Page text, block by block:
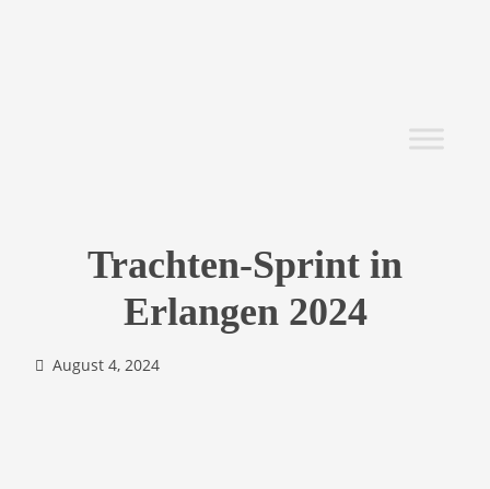
Trachten-Sprint in
Erlangen 2024
August 4, 2024